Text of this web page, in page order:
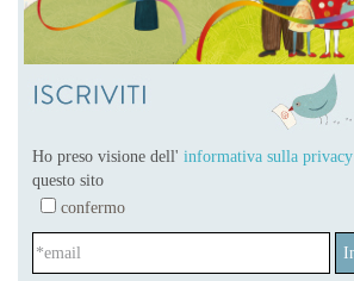
Ho preso visione dell' informativa sulla privacy
questo sito
confermo